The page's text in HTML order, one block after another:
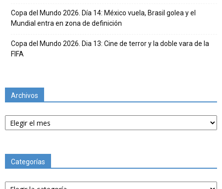
Copa del Mundo 2026. Día 14: México vuela, Brasil golea y el
Mundial entra en zona de definición
Copa del Mundo 2026. Dia 13: Cine de terror y la doble vara de la
FIFA
Archivos
Archivos
Categorías
Categorías